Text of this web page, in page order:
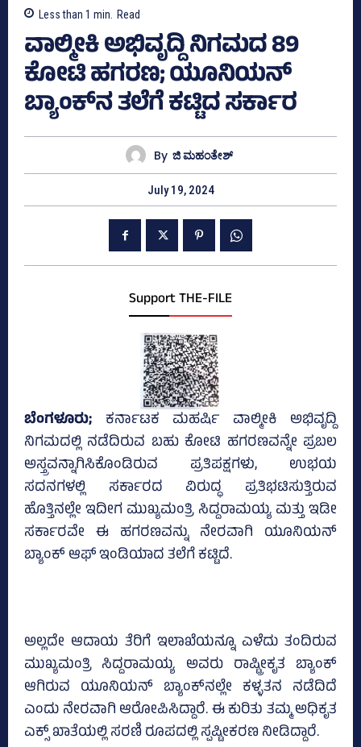
Less than 1 min. Read
ವಾಲ್ಮೀಕಿ ಅಭಿವೃದ್ದಿ ನಿಗಮದ 89
ಕೋಟಿ ಹಗರಣ; ಯೂನಿಯನ್‌
ಬ್ಯಾಂಕ್‌ನ ತಲೆಗೆ ಕಟ್ಟಿದ ಸರ್ಕಾರ
By ಜಿ ಮಹಂತೇಶ್
July 19, 2024
Support THE-FILE
ಬೆಂಗಳೂರು; ಕರ್ನಾಟಕ ಮಹರ್ಷಿ ವಾಲ್ಮೀಕಿ ಅಭಿವೃದ್ದಿ
ನಿಗಮದಲ್ಲಿ ನಡೆದಿರುವ ಬಹು ಕೋಟಿ ಹಗರಣವನ್ನೇ ಪ್ರಬಲ
ಅಸ್ತ್ರವನ್ನಾಗಿಸಿಕೊಂಡಿರುವ ಪ್ರತಿಪಕ್ಷಗಳು, ಉಭಯ
ಸದನಗಳಲ್ಲಿ ಸರ್ಕಾರದ ವಿರುದ್ಧ ಪ್ರತಿಭಟಿಸುತ್ತಿರುವ
ಹೊತ್ತಿನಲ್ಲೇ ಇದೀಗ ಮುಖ್ಯಮಂತ್ರಿ ಸಿದ್ದರಾಮಯ್ಯ ಮತ್ತು ಇಡೀ
ಸರ್ಕಾರವೇ ಈ ಹಗರಣವನ್ನು ನೇರವಾಗಿ ಯೂನಿಯನ್‌
ಬ್ಯಾಂಕ್‌ ಆಫ್‌ ಇಂಡಿಯಾದ ತಲೆಗೆ ಕಟ್ಟಿದೆ.
ಅಲ್ಲದೇ ಆದಾಯ ತೆರಿಗೆ ಇಲಾಖೆಯನ್ನೂ ಎಳೆದು ತಂದಿರುವ
ಮುಖ್ಯಮಂತ್ರಿ ಸಿದ್ದರಾಮಯ್ಯ ಅವರು ರಾಷ್ಟ್ರೀಕೃತ ಬ್ಯಾಂಕ್‌
ಆಗಿರುವ ಯೂನಿಯನ್‌ ಬ್ಯಾಂಕ್‌ನಲ್ಲೇ ಕಳ್ಳತನ ನಡೆದಿದೆ
ಎಂದು ನೇರವಾಗಿ ಆರೋಪಿಸಿದ್ದಾರೆ. ಈ ಕುರಿತು ತಮ್ಮ ಅಧಿಕೃತ
ಎಕ್ಸ್‌ ಖಾತೆಯಲ್ಲಿ ಸರಣಿ ರೂಪದಲ್ಲಿ ಸ್ಪಷ್ಟೀಕರಣ ನೀಡಿದ್ದಾರೆ.